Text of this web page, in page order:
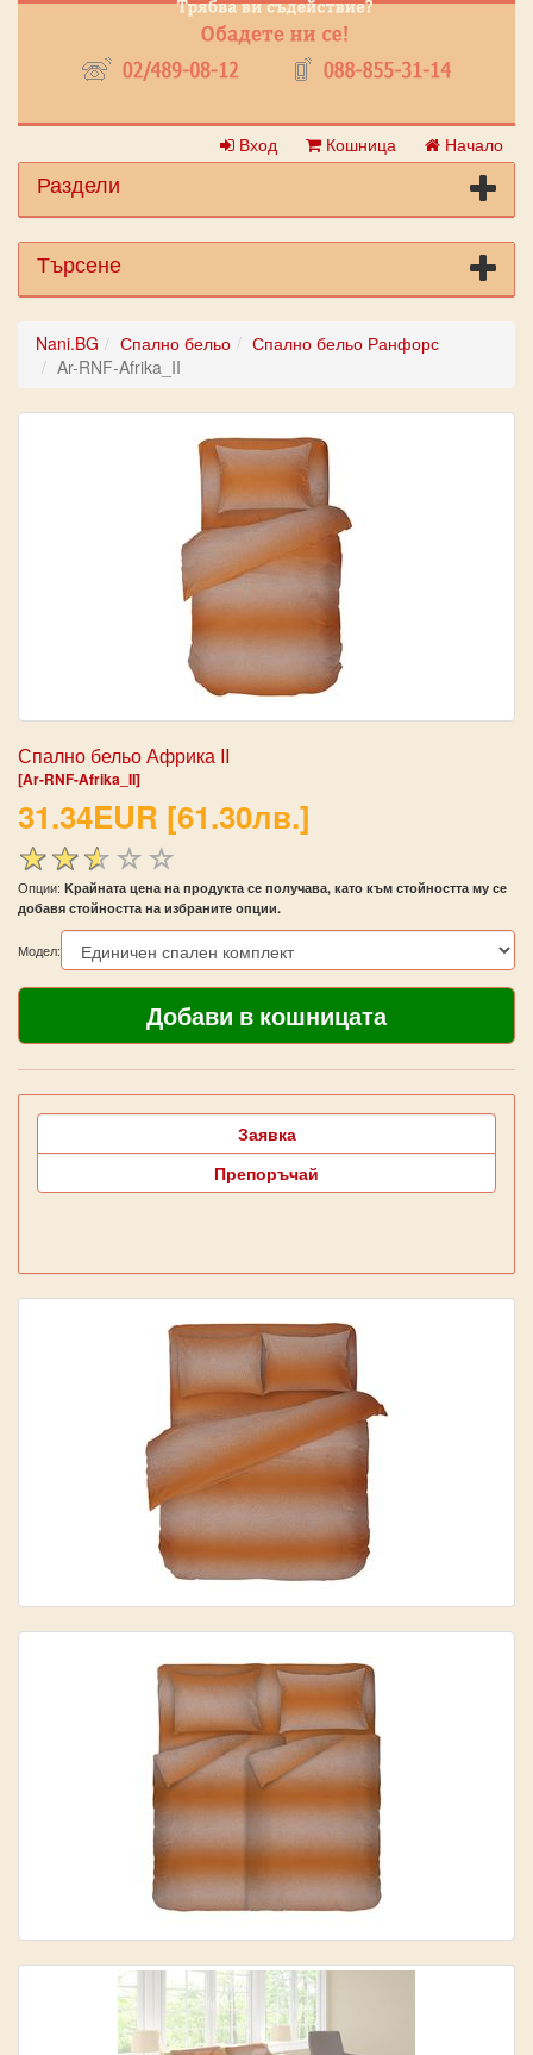
Вход Кошница Начало
Раздели
Търсене
Nani.BG Спално бельо
Спално бельо Ранфорс
Ar-RNF-Afrika_II
Спално бельо Африка II
[Ar-RNF-Afrika_II]
31.34EUR [61.30лв.]
Опции: Kрайната цена на продукта се получава, като към стойността му се
добавя стойността на избраните опции.
Модел:
Заявка
Препоръчай